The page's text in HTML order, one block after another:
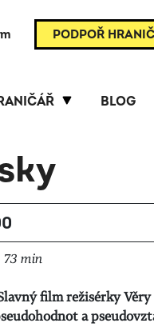
PODPOŘ
BLOG
73 min
film režisérky
a